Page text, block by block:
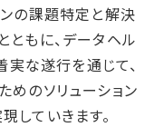
の課題特定と解決
もに、データヘル
な遂行を通じて、
めのソリューション
していきます。